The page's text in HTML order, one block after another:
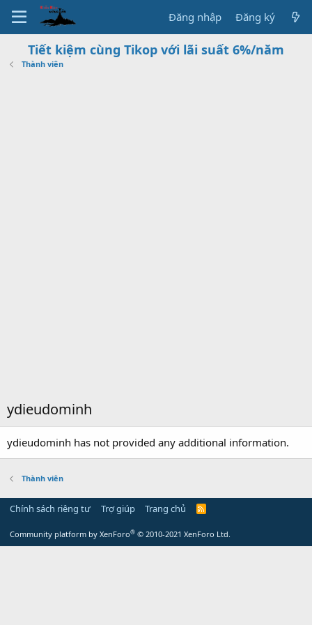
Đăng nhập Đăng ký
Tiết kiệm cùng Tikop với lãi suất 6%/năm
Thành viên
ydieudominh
ydieudominh has not provided any additional information.
Thành viên
Chính sách riêng tư Trợ giúp Trang chủ
R
Community platform by XenForo® © 2010-2021 XenForo Ltd.